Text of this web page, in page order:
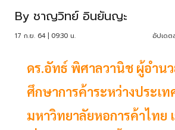
By ชาญวิทย์ อินยันญะ
17 ก.ย. 64 | 09:30 น. อัปเดต
ดร.อัทธ์ พิศาลวานิช ผู้อำน
ศึกษาการค้าระหว่างประเท
มหาวิทยาลัยหอการค้าไทย